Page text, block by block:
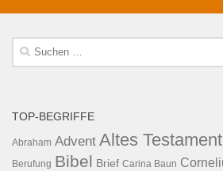
Suche
nach:
TOP-BEGRIFFE
Abraham Advent Altes Testament
Berufung Bibel Brief Carina Baun